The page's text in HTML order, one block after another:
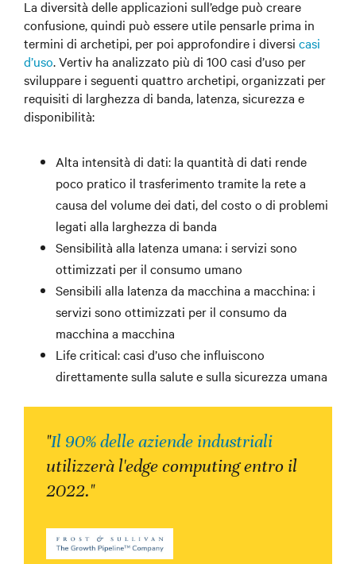
La diversità delle applicazioni sull’edge può creare
confusione, quindi può essere utile pensarle prima in
termini di archetipi, per poi approfondire i diversi casi
d’uso. Vertiv ha analizzato più di 100 casi d’uso per
sviluppare i seguenti quattro archetipi, organizzati per
requisiti di larghezza di banda, latenza, sicurezza e
disponibilità:
Alta intensità di dati: la quantità di dati rende
poco pratico il trasferimento tramite la rete a
causa del volume dei dati, del costo o di problemi
legati alla larghezza di banda
Sensibilità alla latenza umana: i servizi sono
ottimizzati per il consumo umano
Sensibili alla latenza da macchina a macchina: i
servizi sono ottimizzati per il consumo da
macchina a macchina
Life critical: casi d’uso che influiscono
direttamente sulla salute e sulla sicurezza umana
"Il 90% delle aziende industriali
utilizzerà l'edge computing entro il
2022."